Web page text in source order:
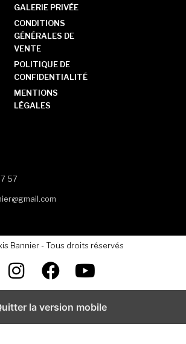
GALERIE PRIVÉE
CONDITIONS
GÉNÉRALES DE
VENTE
POLITIQUE DE
CONFIDENTIALITÉ
MENTIONS
LÉGALES
57
Bannier - Tous droits réservés
la version mobile